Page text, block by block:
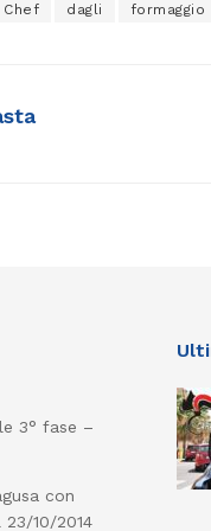
Chef dagli formaggio
3° fase –
con
23/10/2014